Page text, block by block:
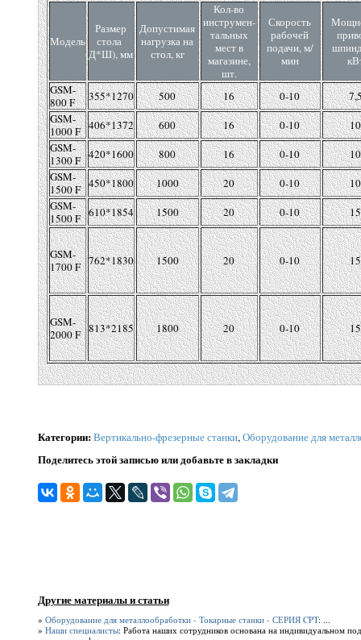
Модель
Размер
стола
(Д*Ш), мм
Допустимая
нагрузка на
стол, кг
Кол-во
инструмен-
тальных
мест в
магазине,
шт.
Скорость
рабочей
подачи, м/
мин
GSM-
800 F
355*1270 500 16 0-10
GSM-
1000 F 406*1372 600 16 0-10
10
GSM-
1300 F 420*1600 800 16 0-10
10
GSM-
1500 F 450*1800 1000 20 0-10
10
GSM-
1500 F 610*1854 1500 20 0-10 15
GSM-
1700 F 762*1830 1500 20 0-10 15
GSM-
2000 F 813*2185 1800 20 0-10 15
Категории:Вертикально-фрезерные станки,Оборудование для
Поделитесь этой записью или добавьте в закладки
Другие материалы и статьи
» Оборудование для металлообработки - Токарные станки - СЕРИЯ CPT: ...
» Наши специалисты: Работа наших сотрудников основана на индивидуальном